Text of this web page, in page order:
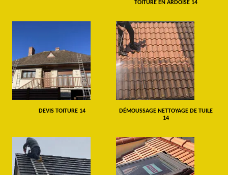
TOITURE EN ARDOISE 14
DEVIS TOITURE 14
DÉMOUSSAGE NETTOYAGE DE TUILE
14